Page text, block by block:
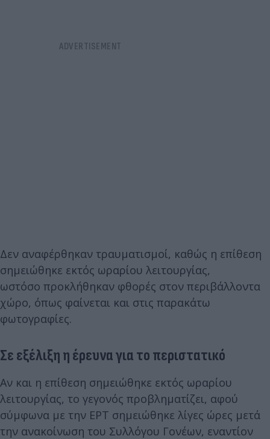
Δεν αναφέρθηκαν τραυματισμοί, καθώς η επίθεση
σημειώθηκε εκτός ωραρίου λειτουργίας,
ωστόσο προκλήθηκαν φθορές στον περιβάλλοντα
χώρο, όπως φαίνεται και στις παρακάτω
φωτογραφίες.
Σε εξέλιξη η έρευνα για το περιστατικό
Αν και η επίθεση σημειώθηκε εκτός ωραρίου
λειτουργίας, το γεγονός προβληματίζει, αφού
σύμφωνα με την ΕΡΤ σημειώθηκε λίγες ώρες μετά
την ανακοίνωση του Συλλόγου Γονέων, εναντίον